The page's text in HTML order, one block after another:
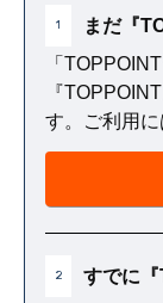
1
まだ『
「
『
す。ご利用に
2
すでに